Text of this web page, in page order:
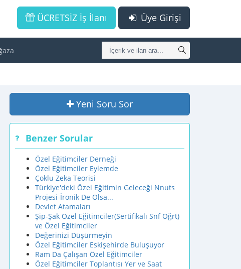
Üye Girişi
ÜCRETSİZ İş İlanı
Yeni Soru Sor
Benzer Sorular
Özel Eğitimciler Derneği
Özel Eğitimciler Eylemde
Çoklu Zeka Teorisi
Türkiye'deki Özel Eğitimin Geleceği Nnuts
Projesi-İronik De Olsa...
Devlet Atamaları
Şip-Şak Özel Eğitimciler(Sertifikalı Snf Öğrt)
ve Özel Eğitimciler
Değerinizi Düşürmeyin
Özel Eğitimciler Eskişehirde Buluşuyor
Ram Da Çalışan Özel Eğitimciler
Özel Eğitimciler Toplantısı Yer ve Saat